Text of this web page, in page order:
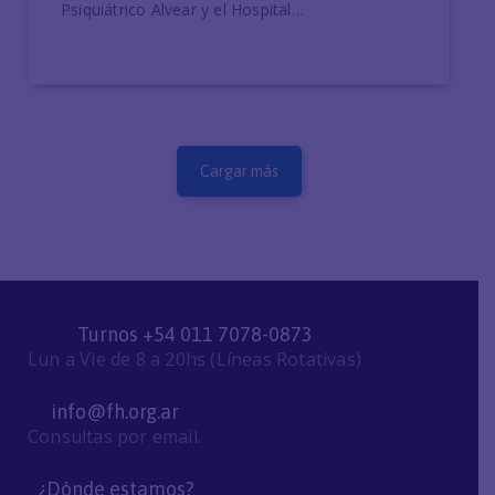
Psiquiátrico Alvear y el Hospital…
Cargar más
Turnos +54 011 7078-0873
Lun a Vie de 8 a 20hs (Líneas Rotativas)
info@fh.org.ar
Consultas por email.
¿Dónde estamos?